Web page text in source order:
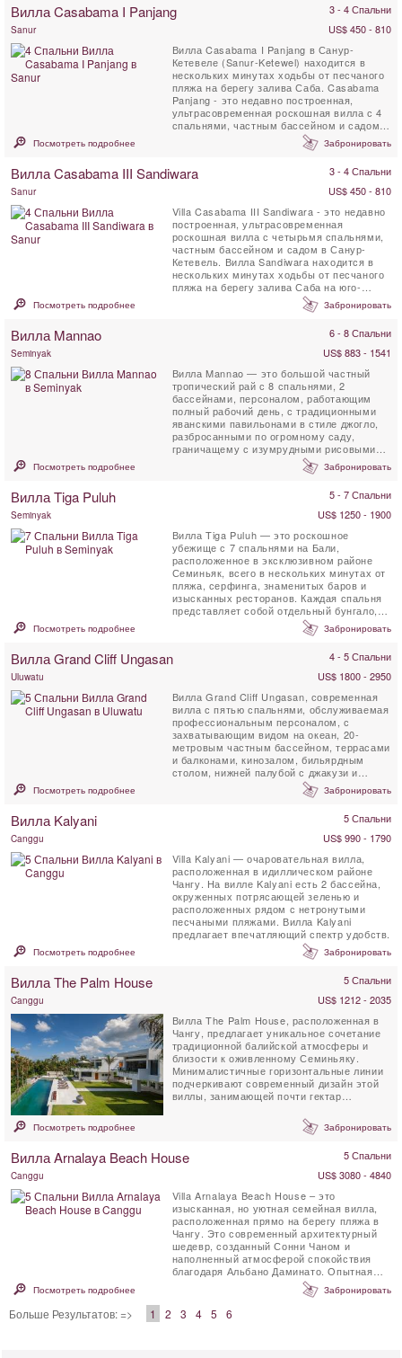
Вилла Casabama I Panjang 3 - 4 Спальни
Sanur
US$ 450 - 810
Вилла Casabama I Panjang в Санур-
Кетевеле (Sanur-Ketewel) находится в
нескольких минутах ходьбы от песчаного
пляжа на берегу залива Саба. Casabama
Panjang - это недавно построенная,
ультрасовременная роскошная вилла с 4
спальнями, частным бассейном и садом.
Вилла предлагает нетронутый вид ...
Посмотреть подробнее Забронировать
Вилла Casabama III Sandiwara 3 - 4 Спальни
Sanur
US$ 450 - 810
Villa Casabama III Sandiwara - это недавно
построенная, ультрасовременная
роскошная вилла с четырьмя спальнями,
частным бассейном и садом в Санур-
Кетевель. Вилла Sandiwara находится в
нескольких минутах ходьбы от песчаного
пляжа на берегу залива Саба на юго-
Посмотреть подробнее Забронировать
Вилла Mannao 6 - 8 Спальни
Seminyak
US$ 883 - 1541
Вилла Mannao — это большой частный
тропический рай с 8 спальнями, 2
бассейнами, персоналом, работающим
полный рабочий день, с традиционными
яванскими павильонами в стиле джогло,
разбросанными по огромному саду,
граничащему с изумрудными рисовыми
полями Керобокан, Южный ...
Посмотреть подробнее Забронировать
Вилла Tiga Puluh 5 - 7 Спальни
Seminyak
US$ 1250 - 1900
Вилла Tiga Puluh — это роскошное
убежище с 7 спальнями на Бали,
расположенное в эксклюзивном районе
Семиньяк, всего в нескольких минутах от
пляжа, серфинга, знаменитых баров и
изысканных ресторанов. Каждая спальня
представляет собой отдельный бунгало,
Посмотреть подробнее Забронировать
Вилла Grand Cliff Ungasan 4 - 5 Спальни
Uluwatu
US$ 1800 - 2950
Вилла Grand Cliff Ungasan, современная
вилла с пятью спальнями, обслуживаемая
профессиональным персоналом, с
захватывающим видом на океан, 20-
метровым частным бассейном, террасами
и балконами, кинозалом, бильярдным
столом, нижней палубой с джакузи и
беседкой для отдыха. . Эта ...
Посмотреть подробнее Забронировать
Вилла Kalyani 5 Спальни
Canggu
US$ 990 - 1790
Villa Kalyani — очаровательная вилла,
расположенная в идиллическом районе
Чангу. На вилле Kalyani есть 2 бассейна,
окруженных потрясающей зеленью и
расположенных рядом с нетронутыми
песчаными пляжами. Вилла Kalyani
предлагает впечатляющий спектр удобств.
Посмотреть подробнее Забронировать
Вилла The Palm House 5 Спальни
Canggu
US$ 1212 - 2035
Вилла The Palm House, расположенная в
Чангу, предлагает уникальное сочетание
традиционной балийской атмосферы и
близости к оживленному Семиньяку.
Минималистичные горизонтальные линии
подчеркивают современный дизайн этой
виллы, занимающей почти гектар
Посмотреть подробнее Забронировать
Вилла Arnalaya Beach House 5 Спальни
Canggu
US$ 3080 - 4840
Villa Arnalaya Beach House – это
изысканная, но уютная семейная вилла,
расположенная прямо на берегу пляжа в
Чангу. Это современный архитектурный
шедевр, созданный Сонни Чаном и
наполненный атмосферой спокойствия
благодаря Альбано Даминато. Опытная
Посмотреть подробнее Забронировать
Больше Результатов: => 1 2 3 4 5 6